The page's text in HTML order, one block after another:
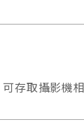
存取攝影機